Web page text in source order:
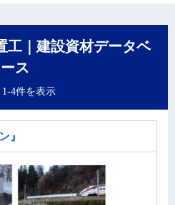
工｜建設資材データベ
ース
4件を表示
』